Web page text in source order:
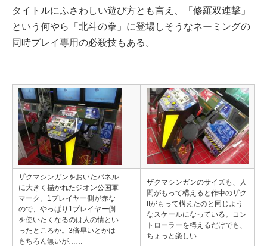
タイトルにふさわしい遊び方とも言え、「修羅双連撃」
という何やら「北斗の拳」に登場しそうなネーミングの
同時プレイ専用の必殺技もある。
ザクマシンガンをおいたパネル
に大きく描かれたジオン公国軍
マーク。1プレイヤー側が赤な
ので、やっぱり1プレイヤー側
を使いたくなるのは人の情とい
ったところか。3倍早いとかは
もちろん無いが……
ザクマシンガンのサイズも、人
間がもって構えると作中のザク
IIがもって構えたのと同じよう
なスケールになっている。コン
トローラーを構えるだけでも、
ちょっと楽しい